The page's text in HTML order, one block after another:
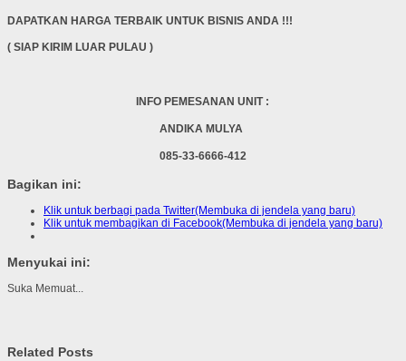
DAPATKAN HARGA TERBAIK UNTUK BISNIS ANDA !!!
( SIAP KIRIM LUAR PULAU )
INFO PEMESANAN UNIT :
ANDIKA MULYA
085-33-6666-412
Bagikan ini:
Klik untuk berbagi pada Twitter(Membuka di jendela yang baru)
Klik untuk membagikan di Facebook(Membuka di jendela yang baru)
Menyukai ini:
Suka Memuat...
Related Posts